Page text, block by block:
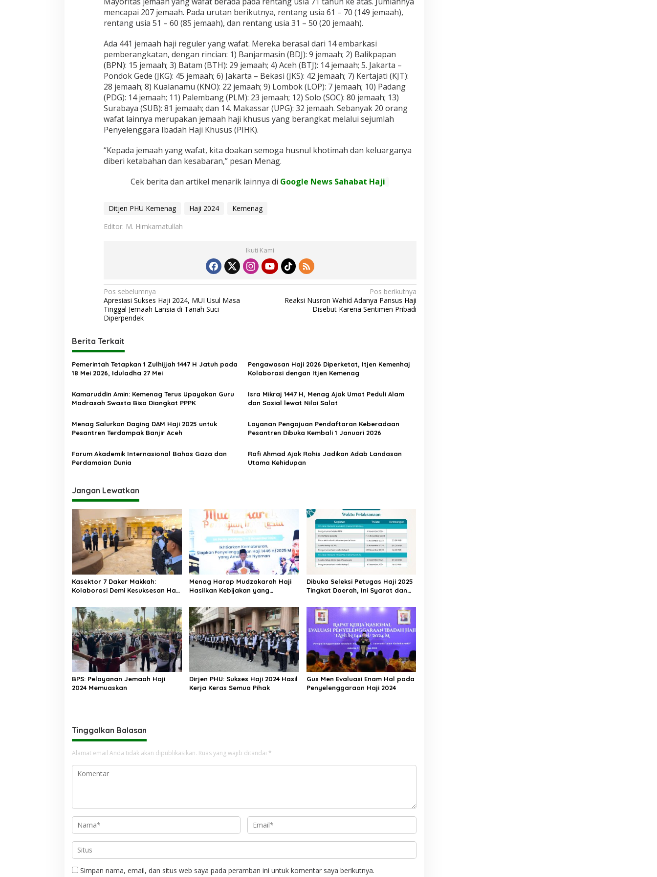
mencapai 207 jemaah. Pada urutan berikutnya, rentang usia 61 – 70 (149 jemaah),
rentang usia 51 – 60 (85 jemaah), dan rentang usia 31 – 50 (20 jemaah).
Ada 441 jemaah haji reguler yang wafat. Mereka berasal dari 14 embarkasi
pemberangkatan, dengan rincian: 1) Banjarmasin (BDJ): 9 jemaah; 2) Balikpapan
(BPN): 15 jemaah; 3) Batam (BTH): 29 jemaah; 4) Aceh (BTJ): 14 jemaah; 5. Jakarta –
Pondok Gede (JKG): 45 jemaah; 6) Jakarta – Bekasi (JKS): 42 jemaah; 7) Kertajati (KJT):
28 jemaah; 8) Kualanamu (KNO): 22 jemaah; 9) Lombok (LOP): 7 jemaah; 10) Padang
(PDG): 14 jemaah; 11) Palembang (PLM): 23 jemaah; 12) Solo (SOC): 80 jemaah; 13)
Surabaya (SUB): 81 jemaah; dan 14. Makassar (UPG): 32 jemaah. Sebanyak 20 orang
wafat lainnya merupakan jemaah haji khusus yang berangkat melalui sejumlah
Penyelenggara Ibadah Haji Khusus (PIHK).
“Kepada jemaah yang wafat, kita doakan semoga husnul khotimah dan keluarganya
diberi ketabahan dan kesabaran,” pesan Menag.
Cek berita dan artikel menarik lainnya di Google News Sahabat Haji
Ditjen PHU Kemenag Haji 2024
Kemenag
Editor: M. Himkamatullah
Ikuti Kami
N
a
v
g
a
s
i
p
o
s
Pos sebelumnya
Apresiasi Sukses Haji 2024, MUI Usul Masa
Tinggal Jemaah Lansia di Tanah Suci
Diperpendek
Pos berikutnya
Reaksi Nusron Wahid Adanya Pansus Haji
Disebut Karena Sentimen Pribadi
Berita Terkait
Pemerintah Tetapkan 1 Zulhijjah 1447 H Jatuh pada
18 Mei 2026, Iduladha 27 Mei
Pengawasan Haji 2026 Diperketat, Itjen Kemenhaj
Kolaborasi dengan Itjen Kemenag
Kamaruddin Amin: Kemenag Terus Upayakan Guru
Madrasah Swasta Bisa Diangkat PPPK
Isra Mikraj 1447 H, Menag Ajak Umat Peduli Alam
dan Sosial lewat Nilai Salat
Menag Salurkan Daging DAM Haji 2025 untuk
Pesantren Terdampak Banjir Aceh
Layanan Pengajuan Pendaftaran Keberadaan
Pesantren Dibuka Kembali 1 Januari 2026
Forum Akademik Internasional Bahas Gaza dan
Perdamaian Dunia
Rafi Ahmad Ajak Rohis Jadikan Adab Landasan
Utama Kehidupan
Jangan Lewatkan
Kasektor 7 Daker Makkah:
Kolaborasi Demi Kesuksesan Haji
Menag Harap Mudzakarah Haji
Hasilkan Kebijakan yang
Dibuka Seleksi Petugas Haji 2025
Tingkat Daerah, Ini Syarat dan
BPS: Pelayanan Jemaah Haji
2024 Memuaskan
Dirjen PHU: Sukses Haji 2024 Hasil
Kerja Keras Semua Pihak
Gus Men Evaluasi Enam Hal pada
Penyelenggaraan Haji 2024
Tinggalkan Balasan
Alamat email Anda tidak akan dipublikasikan. Ruas yang wajib ditandai *
Simpan nama, email, dan situs web saya pada peramban ini untuk komentar saya berikutnya.